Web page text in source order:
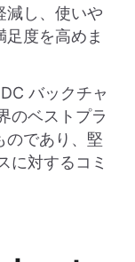
減し、使いや
度を高めま
バックチャ
のベストプラ
のであり、堅
に対するコミ